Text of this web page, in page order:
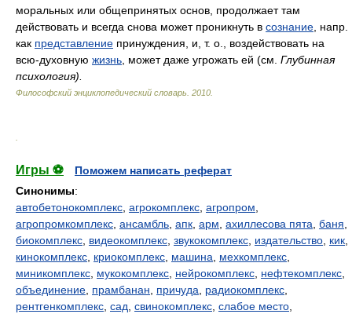
моральных или общепринятых основ, продолжает там
действовать и всегда снова может проникнуть в сознание , напр.
как представление принуждения, и, т. о., воздействовать на
всю-духовную жизнь , может даже угрожать ей (см. Глубинная
психология).
Философский энциклопедический словарь 2010
Игры ⚽
Поможем написать реферат
Синонимы:
автобетонокомплекс агрокомплекс агропром
агропромкомплекс ансамбль апк арм ахиллесова пята баня
биокомплекс видеокомплекс звукокомплекс издательство кик
кинокомплекс криокомплекс машина мехкомплекс
миникомплекс мукокомплекс нейрокомплекс нефтекомплекс
объединение прамбанан причуда радиокомплекс
рентгенкомплекс сад свинокомплекс слабое место